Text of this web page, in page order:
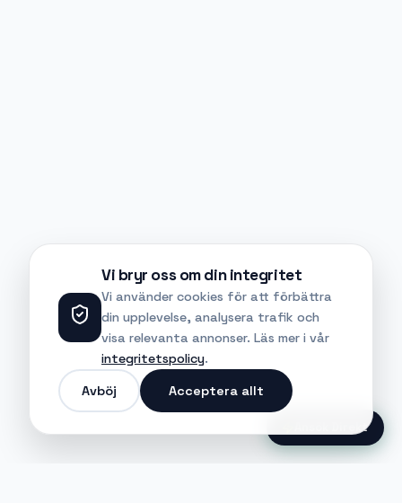
Ansök Direkt
Vi bryr oss om din integritet
Vi använder cookies för att förbättra
din upplevelse, analysera trafik och
visa relevanta annonser. Läs mer i vår
integritetspolicy.
Avböj
Acceptera allt